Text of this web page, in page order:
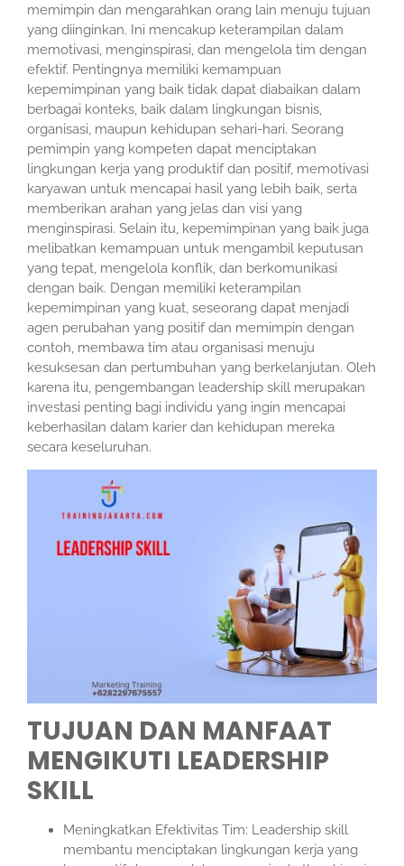
memimpin dan mengarahkan orang lain menuju tujuan
yang diinginkan. Ini mencakup keterampilan dalam
memotivasi, menginspirasi, dan mengelola tim dengan
efektif. Pentingnya memiliki kemampuan
kepemimpinan yang baik tidak dapat diabaikan dalam
berbagai konteks, baik dalam lingkungan bisnis,
organisasi, maupun kehidupan sehari-hari. Seorang
pemimpin yang kompeten dapat menciptakan
lingkungan kerja yang produktif dan positif, memotivasi
karyawan untuk mencapai hasil yang lebih baik, serta
memberikan arahan yang jelas dan visi yang
menginspirasi. Selain itu, kepemimpinan yang baik juga
melibatkan kemampuan untuk mengambil keputusan
yang tepat, mengelola konflik, dan berkomunikasi
dengan baik. Dengan memiliki keterampilan
kepemimpinan yang kuat, seseorang dapat menjadi
agen perubahan yang positif dan memimpin dengan
contoh, membawa tim atau organisasi menuju
kesuksesan dan pertumbuhan yang berkelanjutan. Oleh
karena itu, pengembangan leadership skill merupakan
investasi penting bagi individu yang ingin mencapai
keberhasilan dalam karier dan kehidupan mereka
secara keseluruhan.
TUJUAN DAN MANFAAT
MENGIKUTI LEADERSHIP
SKILL
Meningkatkan Efektivitas Tim: Leadership skill
membantu menciptakan lingkungan kerja yang